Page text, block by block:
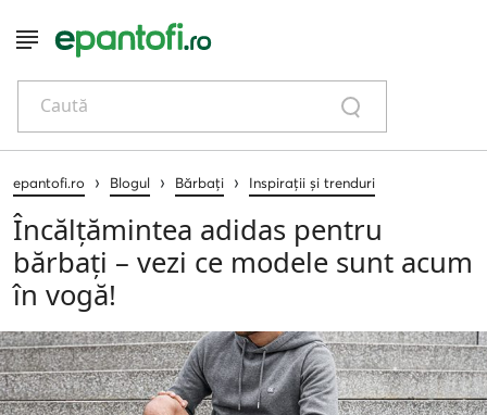
Caută
epantofi.ro › Blogul › Bărbați › Inspirații și trenduri
Încălțămintea adidas pentru
bărbați – vezi ce modele sunt acum
în vogă!